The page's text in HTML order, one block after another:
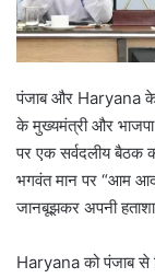
पंजाब और Haryana के
के मुख्यमंत्री और भाजपा
पर एक सर्वदलीय बैठक
भगवंत मान पर “आम
जानबूझकर अपनी
Haryana को पंजाब से